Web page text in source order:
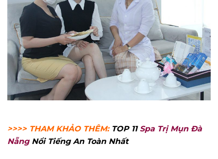
>>>> THAM KHẢO THÊM: TOP 11 Spa Trị Mụn Đà
Nẵng Nổi Tiếng An Toàn Nhất